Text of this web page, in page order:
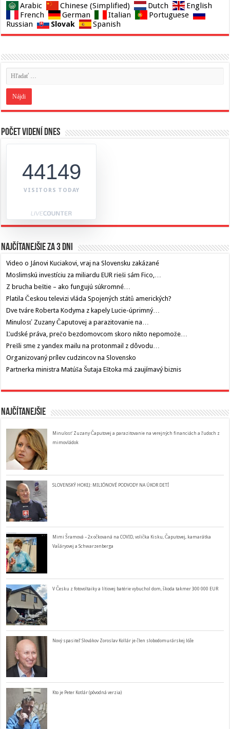
Arabic Chinese (Simplified) Dutch
English
French
German Italian
Portuguese
Russian
Slovak Spanish
Počet videní dnes
44149
VISITORS TODAY
Najčítanejšie za 3 dni
Video o Jánovi Kuciakovi, vraj na Slovensku zakázané
Moslimskú investíciu za miliardu EUR rieši sám Fico,…
Z brucha beštie – ako fungujú súkromné…
Platila Českou televizi vláda Spojených států amerických?
Dve tváre Roberta Kodyma z kapely Lucie-úprimný…
Minulosť Zuzany Čaputovej a parazitovanie na…
Ľudské práva, prečo bezdomovcom skoro nikto nepomože…
Prešli sme z yandex mailu na protonmail z dôvodu…
Organizovaný prílev cudzincov na Slovensko
Partnerka ministra Matúša Šutaja Eštoka má zaujímavý biznis
Najčítanejšie
Minulosť Zuzany Čaputovej a parazitovanie na verejných financiách a ľudoch z
mimovládok
SLOVENSKÝ HOKEJ: MILIÓNOVÉ PODVODY NA ÚKOR DETÍ
Mimi Šramová – 2x očkovaná na COVID, volička Kisku, Čaputovej, kamarátka
Vašáryovej a Schwarzenberga
V Česku z fotovoltaiky a lítiovej batérie vybuchol dom, škoda takmer 300 000 EUR
Nový spasiteľ Slovákov Zoroslav Kollár je člen slobodomurárskej lóže
Kto je Peter Kotlár (pôvodná verzia)